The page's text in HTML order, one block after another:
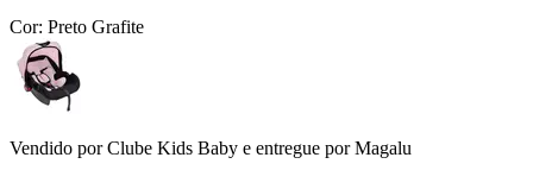
Cor: Preto Grafite
Vendido porClube Kids Baby e entregue por Magalu